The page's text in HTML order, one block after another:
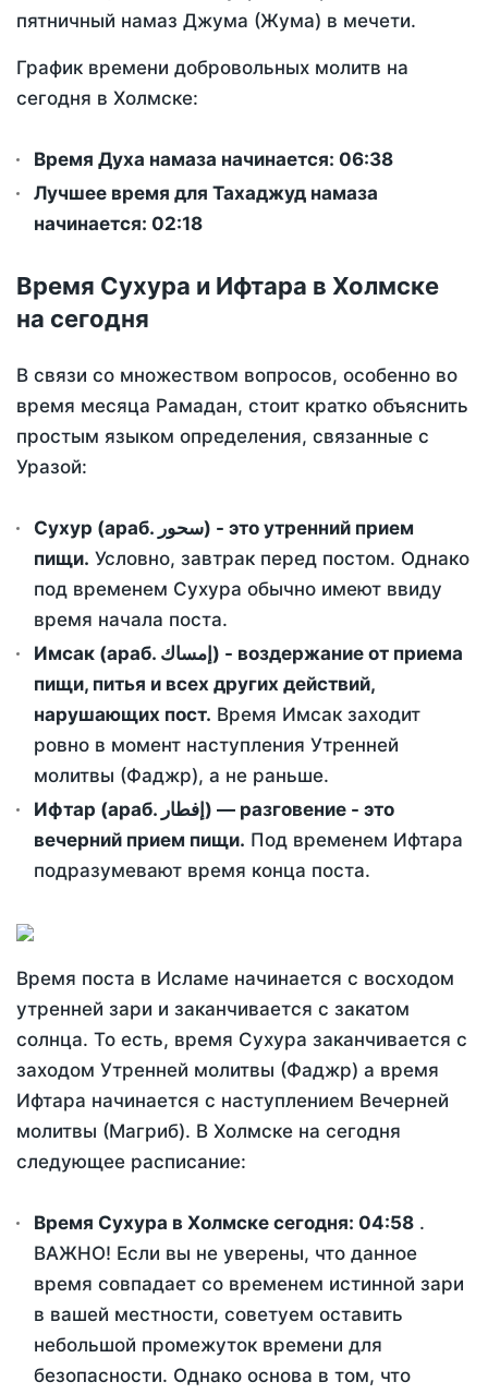
пятничный намаз Джума (Жума) в мечети.
График времени добровольных молитв на
сегодня в Холмске:
Время Духа намаза начинается: 06:38
Лучшее время для Тахаджуд намаза
начинается: 02:18
Время Сухура и Ифтара в Холмске
на сегодня
В связи со множеством вопросов, особенно во
время месяца Рамадан, стоит кратко объяснить
простым языком определения, связанные с
Уразой:
Сухур (араб. سحور) - это утренний прием
пищи. Условно, завтрак перед постом. Однако
под временем Сухура обычно имеют ввиду
время начала поста.
Имсак (араб. إمساك) - воздержание от приема
пищи, питья и всех других действий,
нарушающих пост. Время Имсак заходит
ровно в момент наступления Утренней
молитвы (Фаджр), а не раньше.
Ифтар (араб. إفطار) — разговение - это
вечерний прием пищи. Под временем Ифтара
подразумевают время конца поста.
Время поста в Исламе начинается с восходом
утренней зари и заканчивается с закатом
солнца. То есть, время Сухура заканчивается с
заходом Утренней молитвы (Фаджр) а время
Ифтара начинается с наступлением Вечерней
молитвы (Магриб). В Холмске на сегодня
следующее расписание:
Время Сухура в Холмске сегодня: 04:58 .
ВАЖНО! Если вы не уверены, что данное
время совпадает со временем истинной зари
в вашей местности, советуем оставить
небольшой промежуток времени для
безопасности. Однако основа в том, что